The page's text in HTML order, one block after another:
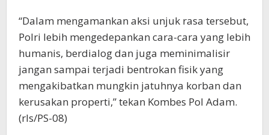
“Dalam mengamankan aksi unjuk rasa tersebut,
Polri lebih mengedepankan cara-cara yang lebih
humanis, berdialog dan juga meminimalisir
jangan sampai terjadi bentrokan fisik yang
mengakibatkan mungkin jatuhnya korban dan
kerusakan properti,” tekan Kombes Pol Adam.
(rls/PS-08)